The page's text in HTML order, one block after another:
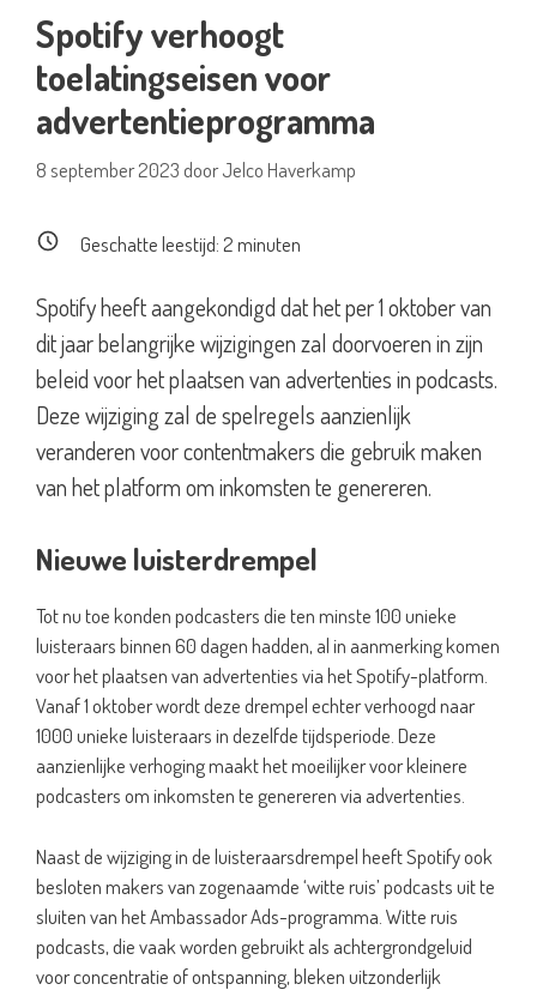
Spotify verhoogt
toelatingseisen voor
advertentieprogramma
8 september 2023 doorJelco Haverkamp
Geschatte leestijd:2minuten
Spotify heeft aangekondigd dat het per 1 oktober van
dit jaar belangrijke wijzigingen zal doorvoeren in zijn
beleid voor het plaatsen van advertenties in podcasts.
Deze wijziging zal de spelregels aanzienlijk
veranderen voor contentmakers die gebruik maken
van het platform om inkomsten te genereren.
Nieuwe luisterdrempel
Tot nu toe konden podcasters die ten minste 100 unieke
luisteraars binnen 60 dagen hadden, al in aanmerking komen
voor het plaatsen van advertenties via het Spotify-platform.
Vanaf 1 oktober wordt deze drempel echter verhoogd naar
1000 unieke luisteraars in dezelfde tijdsperiode. Deze
aanzienlijke verhoging maakt het moeilijker voor kleinere
podcasters om inkomsten te genereren via advertenties.
Naast de wijziging in de luisteraarsdrempel heeft Spotify ook
besloten makers van zogenaamde ‘witte ruis’ podcasts uit te
sluiten van het Ambassador Ads-programma. Witte ruis
podcasts, die vaak worden gebruikt als achtergrondgeluid
voor concentratie of ontspanning, bleken uitzonderlijk